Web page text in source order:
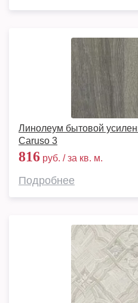
Линолеум бытовой
Caruso 3
816 руб. / за кв. м.
Подробнее